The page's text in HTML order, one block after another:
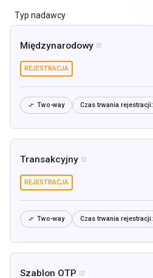
Typ nadawcy
Międzynarodowy 
REJESTRACJA
 Two-way Czas trwania rejestracji:
Transakcyjny 
REJESTRACJA
 Two-way Czas trwania rejestracji:
Szablon OTP 